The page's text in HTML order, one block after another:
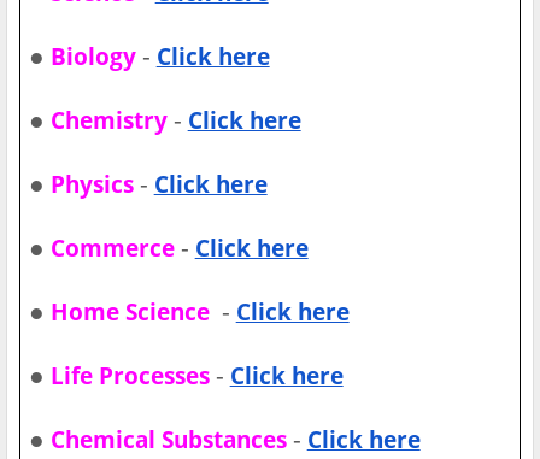
● Biology- Click here
● Chemistry- Click here
● Physics- Click here
● Commerce- Click here
● Home Science - Click here
● Life Processes- Click here
● Chemical Substances- Click here